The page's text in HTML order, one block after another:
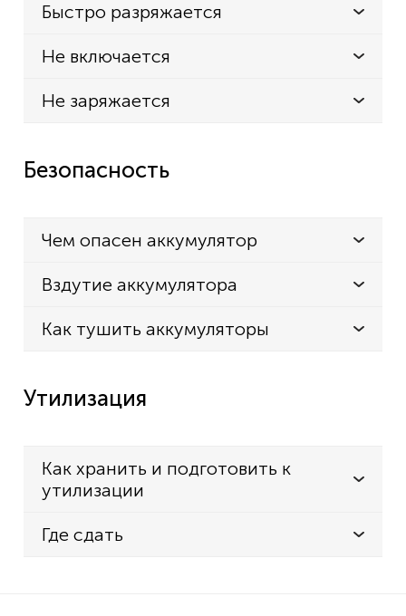
Быстро разряжается
Не включается
Не заряжается
Безопасность
Чем опасен аккумулятор
Вздутие аккумулятора
Как тушить аккумуляторы
Утилизация
Как хранить и подготовить к
утилизации
Где сдать